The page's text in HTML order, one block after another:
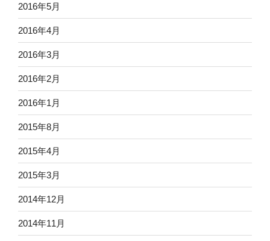
2016年5月
2016年4月
2016年3月
2016年2月
2016年1月
2015年8月
2015年4月
2015年3月
2014年12月
2014年11月